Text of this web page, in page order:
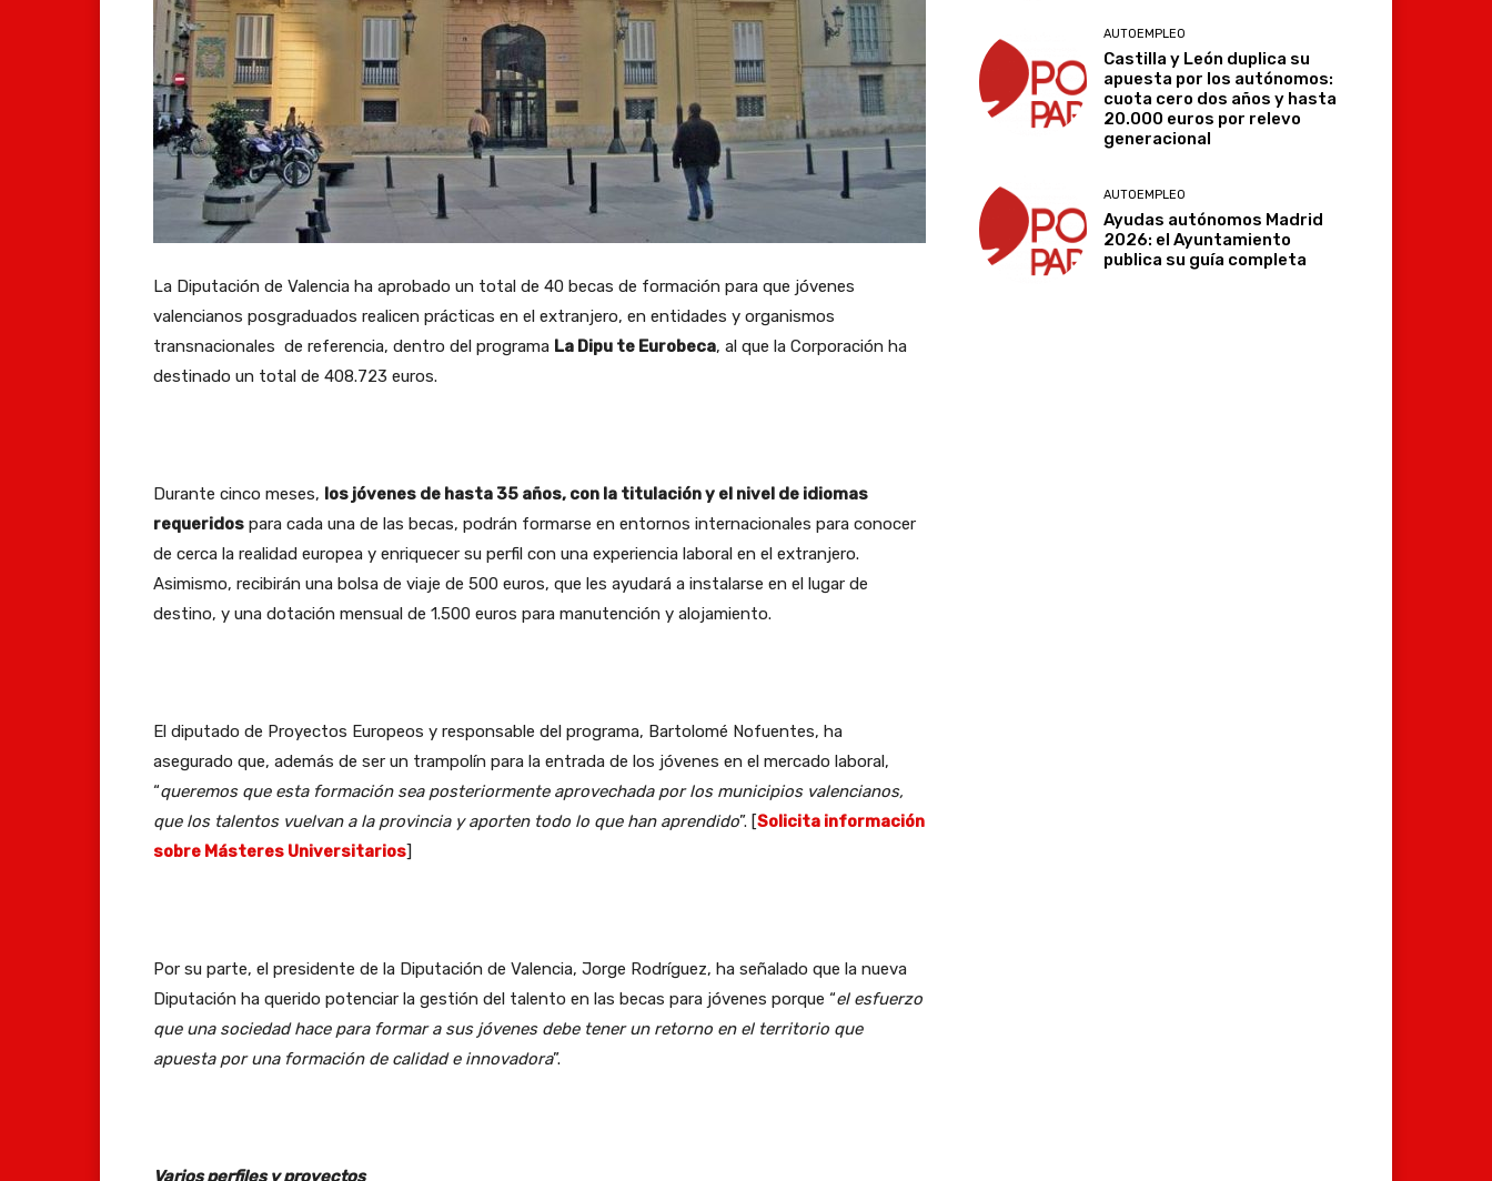
La Diputación de Valencia ha aprobado un total de 40 becas de formación para que jóvenes
valencianos posgraduados realicen prácticas en el extranjero, en entidades y organismos
transnacionales de referencia, dentro del programa La Dipu te Eurobeca, al que la Corporación ha
destinado un total de 408.723 euros.
Durante cinco meses, los jóvenes de hasta 35 años, con la titulación y el nivel de idiomas
requeridos para cada una de las becas, podrán formarse en entornos internacionales para conocer
de cerca la realidad europea y enriquecer su perfil con una experiencia laboral en el extranjero.
Asimismo, recibirán una bolsa de viaje de 500 euros, que les ayudará a instalarse en el lugar de
destino, y una dotación mensual de 1.500 euros para manutención y alojamiento.
El diputado de Proyectos Europeos y responsable del programa, Bartolomé Nofuentes, ha
asegurado que, además de ser un trampolín para la entrada de los jóvenes en el mercado laboral,
“queremos que esta formación sea posteriormente aprovechada por los municipios valencianos,
que los talentos vuelvan a la provincia y aporten todo lo que han aprendido”. [Solicita información
sobre Másteres Universitarios]
Por su parte, el presidente de la Diputación de Valencia, Jorge Rodríguez, ha señalado que la nueva
Diputación ha querido potenciar la gestión del talento en las becas para jóvenes porque “el esfuerzo
que una sociedad hace para formar a sus jóvenes debe tener un retorno en el territorio que
apuesta por una formación de calidad e innovadora”.
Varios perfiles y proyectos
AUTOEMPLEO
Castilla y León duplica su
apuesta por los autónomos:
cuota cero dos años y hasta
20.000 euros por relevo
generacional
AUTOEMPLEO
Ayudas autónomos Madrid
2026: el Ayuntamiento
publica su guía completa